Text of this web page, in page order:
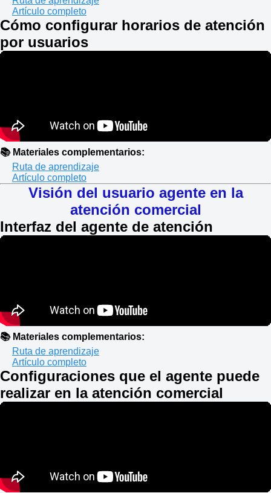
Artículo completo
Cómo configurar horarios de atención
por usuarios
📚 Materiales complementarios:
Ruta de aprendizaje
Artículo completo
Visión del usuario agente en la
atención comercial
Interfaz del agente de atención
📚 Materiales complementarios:
Ruta de aprendizaje
Artículo completo
Configuraciones que el agente puede
realizar en la atención comercial